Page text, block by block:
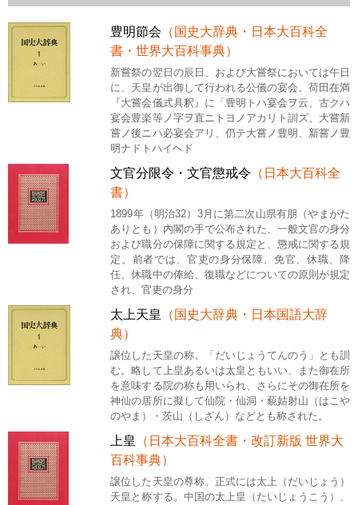
豊明節会 （国史大辞典・日本大百科全
書・世界大百科事典）
新嘗祭の翌日の辰日、および大嘗祭においては午日
に、天皇が出御して行われる公儀の宴会。荷田在満
『大嘗会儀式具釈』に「豊明トハ宴会ヲ云、古クハ
宴会豊楽等ノ字ヲ直ニトヨノアカリト訓ズ、大嘗新
嘗ノ後ニハ必宴会アリ、仍テ大嘗ノ豊明、新嘗ノ豊
明ナドトハイヘド
文官分限令・文官懲戒令 （日本大百科全
書）
1899年（明治32）3月に第二次山県有朋（やまがた
ありとも）内閣の手で公布された、一般文官の身分
および職分の保障に関する規定と、懲戒に関する規
定。前者では、官吏の身分保障、免官、休職、降
任、休職中の俸給、復職などについての原則が規定
され、官吏の身分
太上天皇
（国史大辞典・日本国語大辞
典）
譲位した天皇の称。「だいじょうてんのう」とも訓
む。略して上皇あるいは太皇ともいい、また御在所
を意味する院の称も用いられ、さらにその御在所を
神仙の居所に擬して仙院・仙洞・藐姑射山（はこや
のやま）・茨山（しざん）などとも称された。
上皇
（日本大百科全書・改訂新版 世界大
百科事典）
譲位した天皇の尊称。正式には太上（だいじょう）
天皇と称する。中国の太上皇（たいじょうこう）、